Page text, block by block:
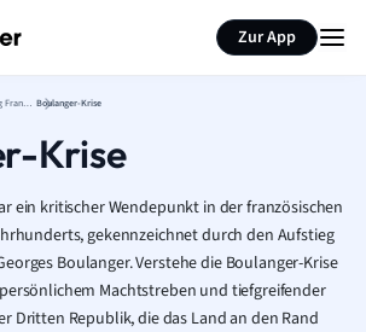
Zur App
Nationalstaatsbildung Frankreich Boulanger-Krise
Krise
ein kritischer Wendepunkt in der französischen
gekennzeichnet durch den Aufstieg
Boulanger. Verstehe die Boulanger-Krise
Machtstreben und tiefgreifender
Dritten Republik, die das Land an den Rand
Seite zusammenfassen